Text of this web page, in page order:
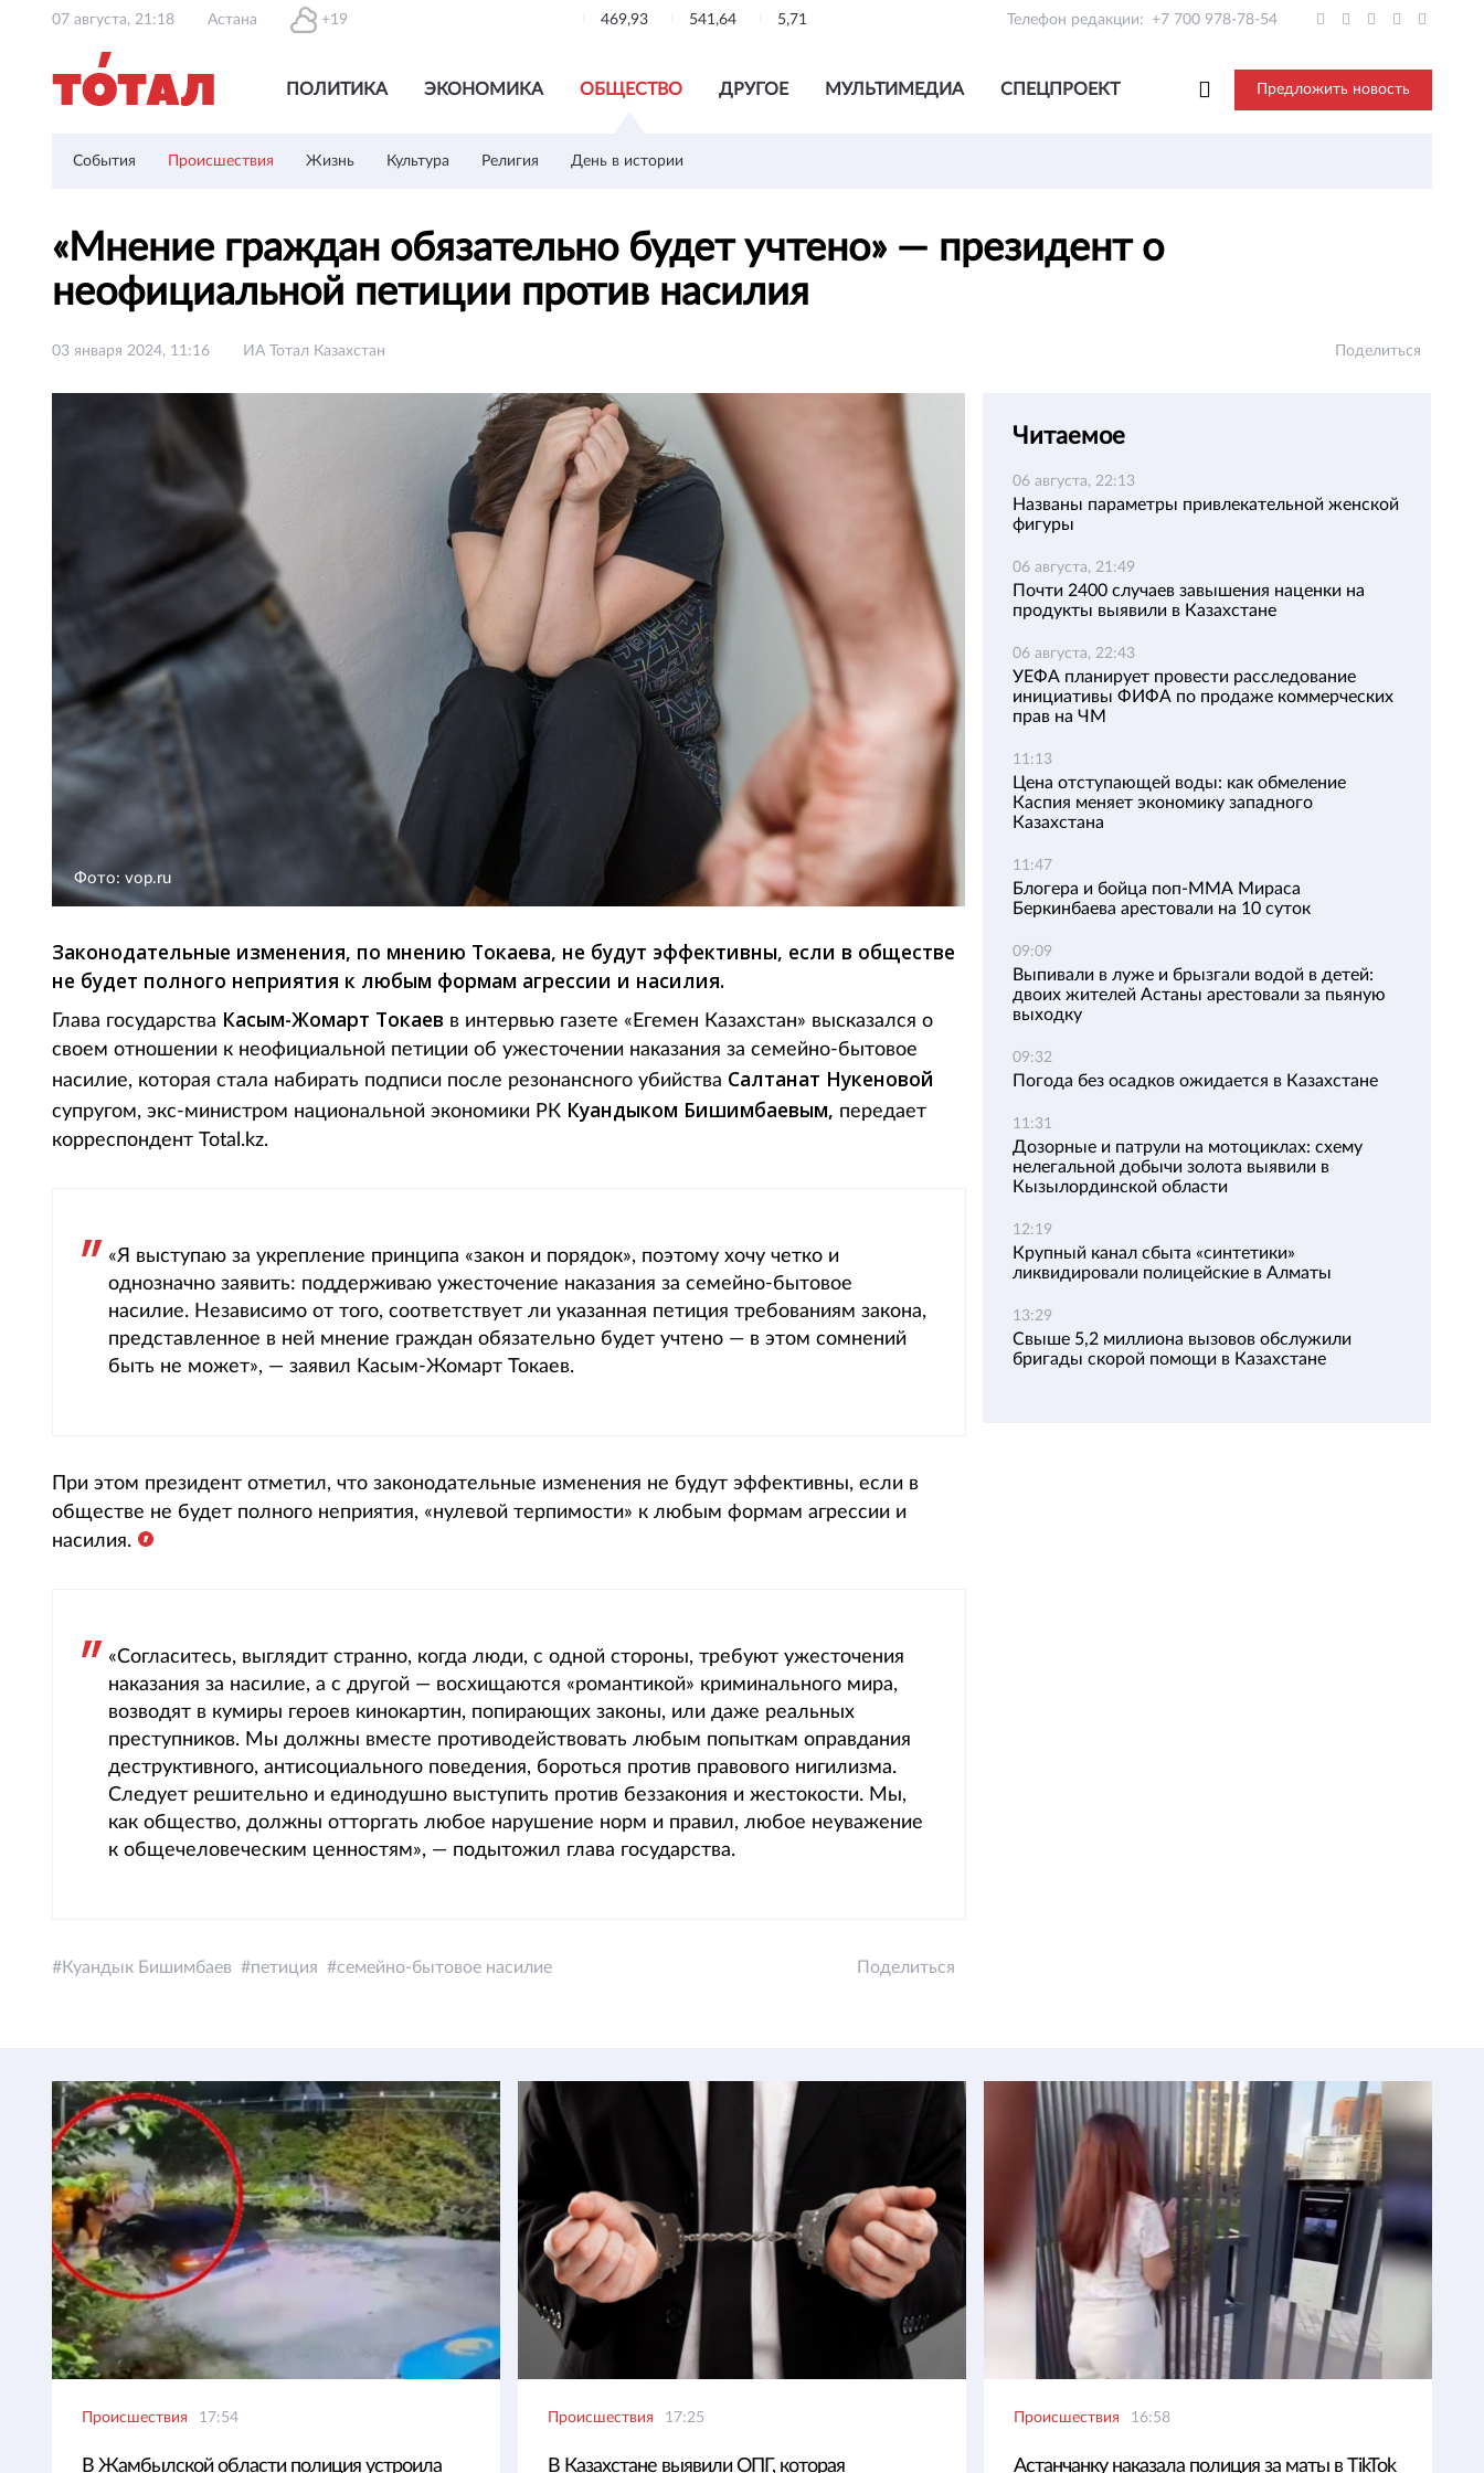
07 августа, 21:18 Астана +19 469,93 541,64 5,71 Телефон редакции: +7 700 978-78-54
ПОЛИТИКА ЭКОНОМИКА ОБЩЕСТВО ДРУГОЕ МУЛЬТИМЕДИА СПЕЦПРОЕКТ Предложить новость
События Происшествия Жизнь Культура Религия День в истории
«Мнение граждан обязательно будет учтено» — президент о
неофициальной петиции против насилия
03 января 2024, 11:16 ИА Тотал Казахстан Поделиться
Фото: vop.ru
Законодательные изменения, по мнению Токаева, не будут эффективны, если в обществе
не будет полного неприятия к любым формам агрессии и насилия.
Глава государства Касым-Жомарт Токаев в интервью газете «Егемен Казахстан» высказался о
своем отношении к неофициальной петиции об ужесточении наказания за семейно-бытовое
насилие, которая стала набирать подписи после резонансного убийства Салтанат Нукеновой
супругом, экс-министром национальной экономики РК Куандыком Бишимбаевым, передает
корреспондент Total.kz.
«Я выступаю за укрепление принципа «закон и порядок», поэтому хочу четко и
однозначно заявить: поддерживаю ужесточение наказания за семейно-бытовое
насилие. Независимо от того, соответствует ли указанная петиция требованиям закона,
представленное в ней мнение граждан обязательно будет учтено — в этом сомнений
быть не может», — заявил Касым-Жомарт Токаев.
При этом президент отметил, что законодательные изменения не будут эффективны, если в
обществе не будет полного неприятия, «нулевой терпимости» к любым формам агрессии и
насилия.
«Согласитесь, выглядит странно, когда люди, с одной стороны, требуют ужесточения
наказания за насилие, а с другой — восхищаются «романтикой» криминального мира,
возводят в кумиры героев кинокартин, попирающих законы, или даже реальных
преступников. Мы должны вместе противодействовать любым попыткам оправдания
деструктивного, антисоциального поведения, бороться против правового нигилизма.
Следует решительно и единодушно выступить против беззакония и жестокости. Мы,
как общество, должны отторгать любое нарушение норм и правил, любое неуважение
к общечеловеческим ценностям», — подытожил глава государства.
Куандык Бишимбаев петиция семейно-бытовое насилие Поделиться
Читаемое
06 августа, 22:13
Названы параметры привлекательной женской
фигуры
06 августа, 21:49
Почти 2400 случаев завышения наценки на
продукты выявили в Казахстане
06 августа, 22:43
УЕФА планирует провести расследование
инициативы ФИФА по продаже коммерческих
прав на ЧМ
11:13
Цена отступающей воды: как обмеление
Каспия меняет экономику западного
Казахстана
11:47
Блогера и бойца поп-ММА Мираса
Беркинбаева арестовали на 10 суток
09:09
Выпивали в луже и брызгали водой в детей:
двоих жителей Астаны арестовали за пьяную
выходку
09:32
Погода без осадков ожидается в Казахстане
11:31
Дозорные и патрули на мотоциклах: схему
нелегальной добычи золота выявили в
Кызылординской области
12:19
Крупный канал сбыта «синтетики»
ликвидировали полицейские в Алматы
13:29
Свыше 5,2 миллиона вызовов обслужили
бригады скорой помощи в Казахстане
Происшествия 17:54
В Жамбылской области полиция устроила
Происшествия 17:25
В Казахстане выявили ОПГ, которая
Происшествия 16:58
Астанчанку наказала полиция за маты в TikTok